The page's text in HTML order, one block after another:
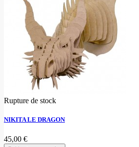
Rupture de stock
NIKITA LE DRAGON
45,00 €